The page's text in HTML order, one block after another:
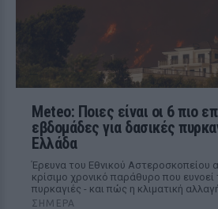
Meteo: Ποιες είναι οι 6 πιο
εβδομάδες για δασικές
Ελλάδα
Έρευνα του Εθνικού Αστεροσκοπείου
κρίσιμο χρονικό παράθυρο που ευνοεί
πυρκαγιές - και πώς η κλιματική
ΣΉΜΕΡΑ